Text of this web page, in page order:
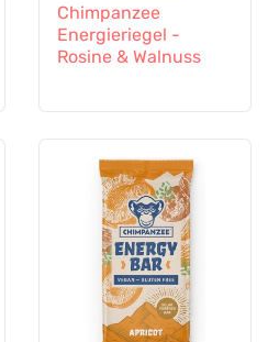
Chimpanzee
Energieriegel -
Rosine & Walnuss